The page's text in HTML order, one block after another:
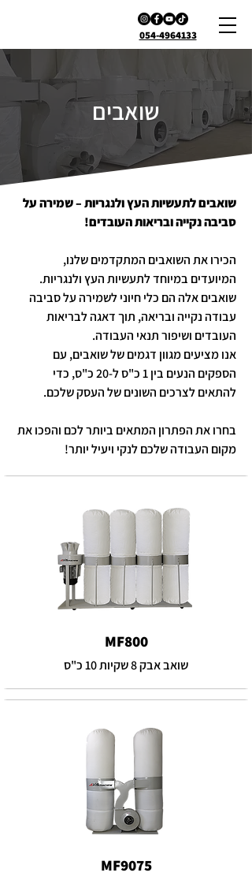
054-4964133
שואבים
שואבים לתעשיות העץ ולנגריות – שמירה על
סביבה נקייה ובריאות העובדים!
הכירו את השואבים המתקדמים שלנו,
המיועדים במיוחד לתעשיות העץ ולנגריות.
שואבים אלה הם כלי חיוני לשמירה על סביבה
עבודה נקייה ובריאה, תוך דאגה לבריאות
העובדים ושיפור תנאי העבודה.
אנו מציעים מגוון דגמים של שואבים, עם
הספקים הנעים בין 1 כ"ס ל-20 כ"ס, כדי
להתאים לצרכים השונים של העסק שלכם.
בחרו את הפתרון המתאים ביותר לכם והפכו את
מקום העבודה שלכם לנקי ויעיל יותר!
MF800
שואב אבק 8 שקיות 10 כ"ס
MF9075